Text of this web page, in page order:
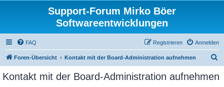
Support-Forum Mirko Böer
Softwareentwicklungen
FAQ Anmelden
Registrieren
Foren-Übersicht Kontakt mit der Board-Administration aufnehmen
c
Kontakt mit der Board-Administration aufnehmen